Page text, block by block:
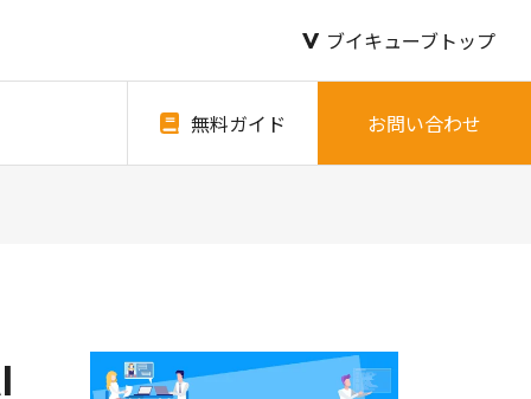
ブイキューブトップ
無料ガイド お問い合わせ